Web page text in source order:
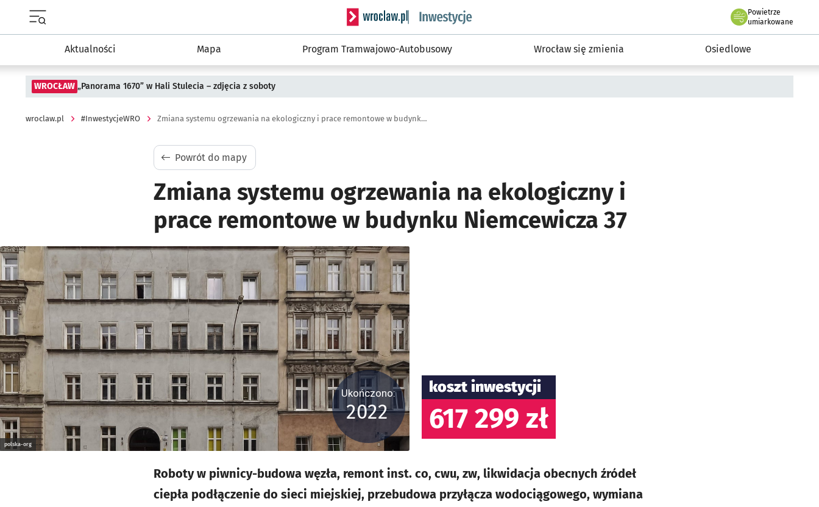
Serwis informacyjny wroclaw.pl podserwis: #InwestycjeWRO - miejskie inwestycje 2019-2032
Powietrze
we Wrocławiu
umiarkowane
Aktualności Mapa Program Tramwajowo-Autobusowy Wrocław się zmienia Osiedlowe
WROCŁAW „Panorama 1670” w Hali Stulecia – zdjęcia z soboty
wroclaw.pl #InwestycjeWRO Zmiana systemu ogrzewania na ekologiczny i prace remontowe w budynku Niemcewicza 37
Powrót do mapy
Zmiana systemu ogrzewania na ekologiczny i
prace remontowe w budynku Niemcewicza 37
Kliknij, aby powiększyć
polska-org
Ukończono:
2022
koszt inwestycji
617 299 zł
Roboty w piwnicy-budowa węzła, remont inst. co, cwu, zw, likwidacja obecnych źródeł
ciepła podłączenie do sieci miejskiej, przebudowa przyłącza wodociągowego, wymiana